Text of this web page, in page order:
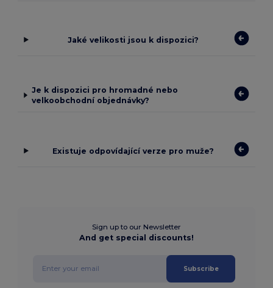
Jaké velikosti jsou k dispozici?
Je k dispozici pro hromadné nebo
velkoobchodní objednávky?
Existuje odpovídající verze pro muže?
Sign up to our Newsletter
And get special discounts!
Subscribe